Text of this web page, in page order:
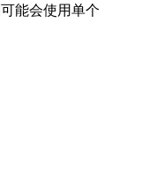
能会使用单个